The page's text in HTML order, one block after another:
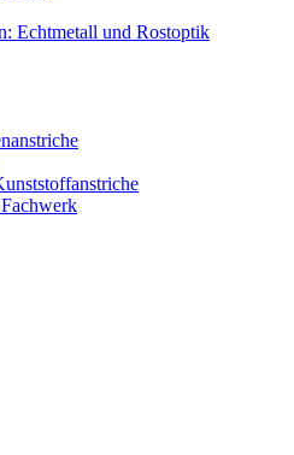
Echtmetall und Rostoptik